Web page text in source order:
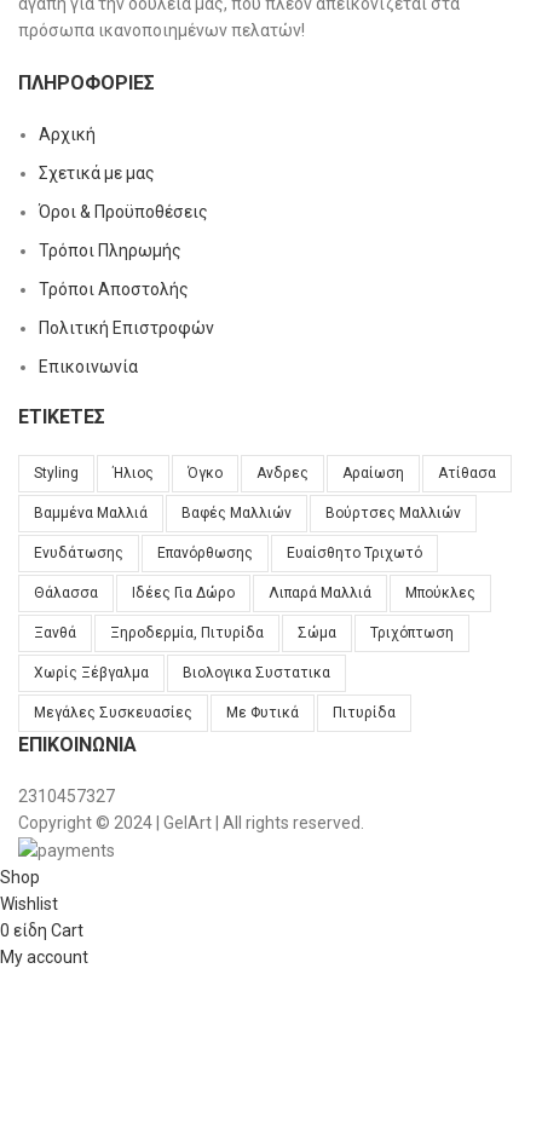
πρόσωπα ικανοποιημένων πελατών!
ΠΛΗΡΟΦΟΡΊΕΣ
Αρχική
Σχετικά με μας
Όροι & Προϋποθέσεις
Τρόποι Πληρωμής
Τρόποι Αποστολής
Πολιτική Επιστροφών
Επικοινωνία
ΕΤΙΚΈΤΕΣ
Styling Ήλιος Όγκο Ανδρες Αραίωση Ατίθασα
Βαμμένα Μαλλιά Βαφές Μαλλιών Βούρτσες Μαλλιών
Ενυδάτωσης Επανόρθωσης Ευαίσθητο Τριχωτό
Θάλασσα Ιδέες Για Δώρο Λιπαρά Μαλλιά Μπούκλες
Ξανθά Ξηροδερμία, Πιτυρίδα Σώμα Τριχόπτωση
Χωρίς Ξέβγαλμα Βιολογικα Συστατικα
Μεγάλες Συσκευασίες Με Φυτικά Πιτυρίδα
ΕΠΙΚΟΙΝΩΝΊΑ
2310457327
Copyright © 2024 | GelArt | All rights reserved.
Shop
Wishlist
0 είδη Cart
My account